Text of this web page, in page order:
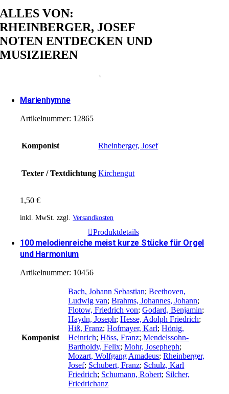
ALLES VON:
RHEINBERGER, JOSEF
NOTEN ENTDECKEN UND
MUSIZIEREN
Marienhymne
Artikelnummer: 12865
Komponist Rheinberger, Josef
Texter / Textdichtung Kirchengut
1,50€
inkl. MwSt. zzgl.Versandkosten
Produktdetails
100 melodienreiche meist kurze Stücke für Orgel
und Harmonium
Artikelnummer: 10456
Komponist
Bach, Johann Sebastian;Beethoven,
Ludwig van;Brahms, Johannes, Johann;
Flotow, Friedrich von;Godard, Benjamin;
Haydn, Joseph;Hesse, Adolph Friedrich;
Hiß, Franz;Hofmayer, Karl;Hönig,
Heinrich;Höss, Franz;Mendelssohn-
Bartholdy, Felix;Mohr, Josepheph;
Mozart, Wolfgang Amadeus;Rheinberger,
Josef; Schubert, Franz; Schulz, Karl
Friedrich; Schumann, Robert; Silcher,
Friedrichanz